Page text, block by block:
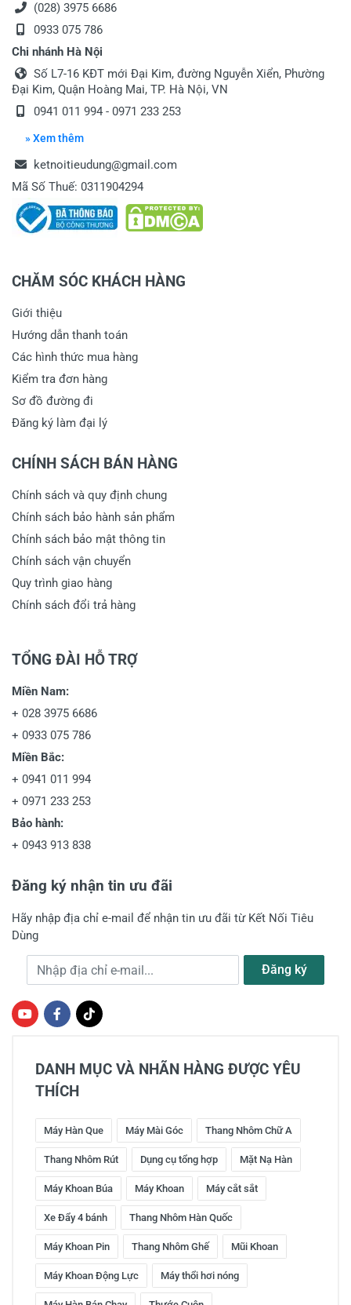
(028) 3975 6686
0933 075 786
Chi nhánh Hà Nội
Số L7-16 KĐT mới Đại Kim, đường Nguyễn Xiển, Phường
Đại Kim, Quận Hoàng Mai, TP. Hà Nội, VN
0941 011 994 - 0971 233 253
» Xem thêm
ketnoitieudung@gmail.com
Mã Số Thuế: 0311904294
CHĂM SÓC KHÁCH HÀNG
Giới thiệu
Hướng dẫn thanh toán
Các hình thức mua hàng
Kiểm tra đơn hàng
Sơ đồ đường đi
Đăng ký làm đại lý
CHÍNH SÁCH BÁN HÀNG
Chính sách và quy định chung
Chính sách bảo hành sản phẩm
Chính sách bảo mật thông tin
Chính sách vận chuyển
Quy trình giao hàng
Chính sách đổi trả hàng
TỔNG ĐÀI HỖ TRỢ
Miền Nam:
+ 028 3975 6686
+ 0933 075 786
Miền Bắc:
+ 0941 011 994
+ 0971 233 253
Bảo hành:
+ 0943 913 838
Đăng ký nhận tin ưu đãi
Hãy nhập địa chỉ e-mail để nhận tin ưu đãi từ Kết Nối Tiêu
Dùng
Địa chỉ e-mail Đăng ký
DANH MỤC VÀ NHÃN HÀNG ĐƯỢC YÊU
THÍCH
Máy Hàn Que Máy Mài Góc Thang Nhôm Chữ A
Thang Nhôm Rút Dụng cụ tổng hợp Mặt Nạ Hàn
Máy Khoan Búa Máy Khoan Máy cắt sắt
Xe Đẩy 4 bánh Thang Nhôm Hàn Quốc
Máy Khoan Pin Thang Nhôm Ghế Mũi Khoan
Máy Khoan Động Lực Máy thổi hơi nóng